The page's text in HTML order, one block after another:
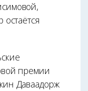
премии
Даваадорж